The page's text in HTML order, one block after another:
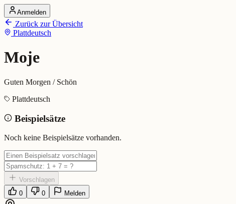
Startseite
Alle Dialekte
Dialekte vergleichen
Dialekt-Karte
Ranking
Moje (Plattdeutsch)
Bedeutung: Guten Morgen / Schön
Eingereicht von: Mundwerk Team
Anmelden
Zurück zur Übersicht
Plattdeutsch
Moje
Guten Morgen / Schön
Plattdeutsch
Beispielsätze
Noch keine Beispielsätze vorhanden.
Vorschlagen
0
0 Melden